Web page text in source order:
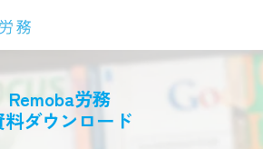
Remoba労務
料ダウンロード